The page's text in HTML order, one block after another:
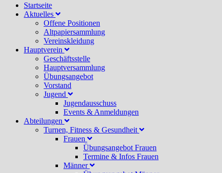
Startseite
Aktuelles
Offene Positionen
Altpapiersammlung
Vereinskleidung
Hauptverein
Geschäftsstelle
Hauptversammlung
Übungsangebot
Vorstand
Jugend
Jugendausschuss
Events & Anmeldungen
Abteilungen
Turnen, Fitness & Gesundheit
Frauen
Übungsangebot Frauen
Termine & Infos Frauen
Männer